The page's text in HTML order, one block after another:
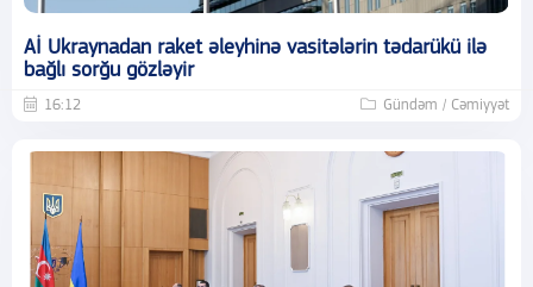
Aİ Ukraynadan raket əleyhinə vasitələrin tədarükü ilə
bağlı sorğu gözləyir
16:12 Gündəm / Cəmiyyət